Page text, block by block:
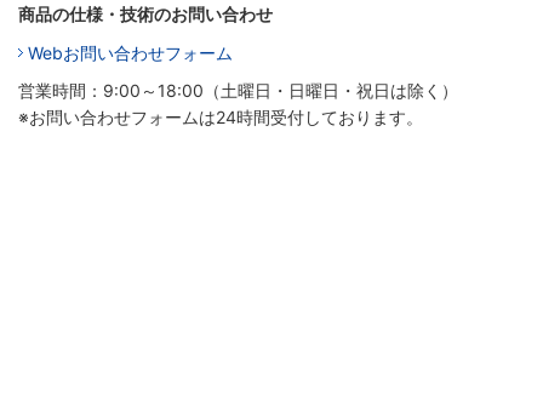
商品の仕様・技術のお問い合わせ
Webお問い合わせフォーム
営業時間：9:00～18:00（土曜日・日曜日・祝日は除く）
※お問い合わせフォームは24時間受付しております。